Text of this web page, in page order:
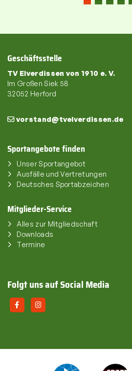
Geschäftsstelle
TV Elverdissen von 1910 e. V.
Im Großen Siek 58
32052 Herford
vorstand@tvelverdissen.de
Sportangebote finden
Unser Sportangebot
Ausfälle und Vertretungen
Deutsches Sportabzeichen
Mitglieder-Service
Alles zur Mitgliedschaft
Downloads
Termine
Folgt uns auf Social Media